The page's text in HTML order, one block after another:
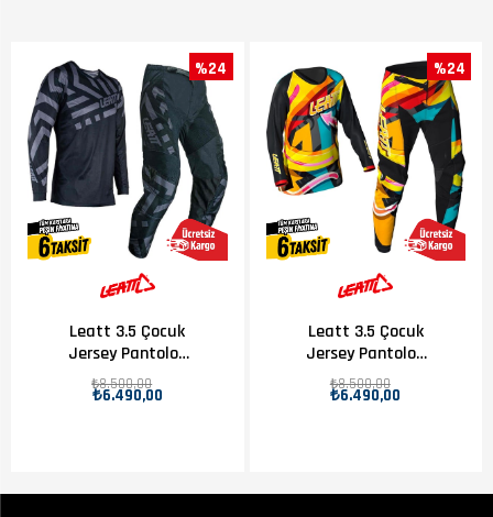
Leatt 3.5 Çocuk
Jersey Pantolon
Takımı Siyah
₺6.490,00
₺8.500,00
%24
Leatt 3.5 Çocuk
Jersey Pantolon
Takımı Carnıval
₺6.490,00
₺8.500,00
%24